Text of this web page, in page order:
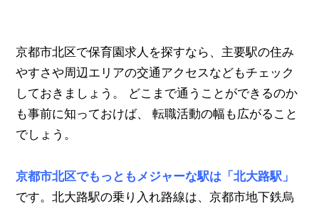
京都市北区で保育園求人を探すなら、主要駅の住み
やすさや周辺エリアの交通アクセスなどもチェック
しておきましょう。 どこまで通うことができるのか
も事前に知っておけば、 転職活動の幅も広がること
でしょう。
京都市北区でもっともメジャーな駅は「北大路駅」
です。北大路駅の乗り入れ路線は、京都市地下鉄烏